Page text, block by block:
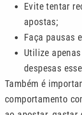
Evite tentar
apostas;
Faça pausas
Utilize
despesas
Também é
comportamento